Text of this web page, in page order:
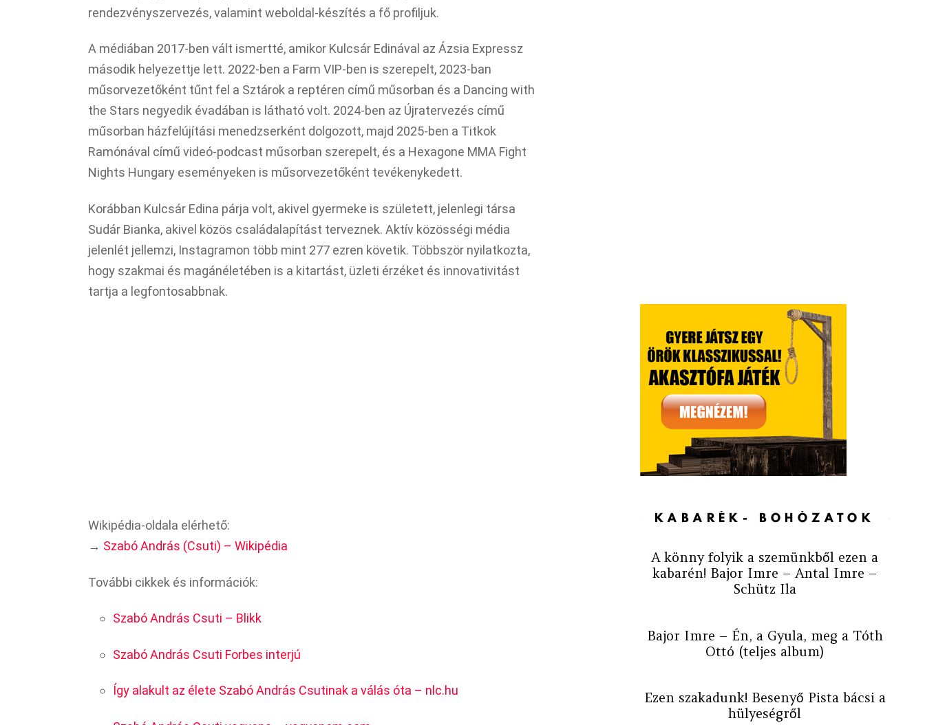
rendezvényszervezés, valamint weboldal-készítés a fő profiljuk.
A médiában 2017-ben vált ismertté, amikor Kulcsár Edinával az Ázsia Expressz
második helyezettje lett. 2022-ben a Farm VIP-ben is szerepelt, 2023-ban
műsorvezetőként tűnt fel a Sztárok a reptéren című műsorban és a Dancing with
the Stars negyedik évadában is látható volt. 2024-ben az Újratervezés című
műsorban házfelújítási menedzserként dolgozott, majd 2025-ben a Titkok
Ramónával című videó-podcast műsorban szerepelt, és a Hexagone MMA Fight
Nights Hungary eseményeken is műsorvezetőként tevékenykedett.
Korábban Kulcsár Edina párja volt, akivel gyermeke is született, jelenlegi társa
Sudár Bianka, akivel közös családalapítást terveznek. Aktív közösségi média
jelenlét jellemzi, Instagramon több mint 277 ezren követik. Többször nyilatkozta,
hogy szakmai és magánéletében is a kitartást, üzleti érzéket és innovativitást
tartja a legfontosabbnak.
Wikipédia-oldala elérhető:
→ Szabó András (Csuti) – Wikipédia
További cikkek és információk:
Szabó András Csuti – Blikk
Szabó András Csuti Forbes interjú
Így alakult az élete Szabó András Csutinak a válás óta – nlc.hu
KABARÉK- BOHÓZATOK
A könny folyik a szemünkből ezen a
kabarén! Bajor Imre – Antal Imre –
Schütz Ila
Bajor Imre – Én, a Gyula, meg a Tóth
Ottó (teljes album)
Ezen szakadunk! Besenyő Pista bácsi a
hülyeségről